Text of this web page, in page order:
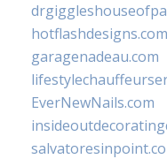
hotflashdesigns.com
garagenadeau.com
EverNewNails.com